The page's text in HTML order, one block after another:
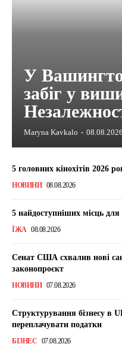
У
забіг у
Maryna Kavkalo - 08.08.2026
5 головних кінохітів 2026
НОВИНИ 08.08.2026
5 найдоступніших місць
ЇЖА 08.08.2026
Сенат США схвалив нові
законопроєкт
НОВИНИ 07.08.2026
Структурування бізнесу в
переплачувати податки
БІЗНЕС 07.08.2026